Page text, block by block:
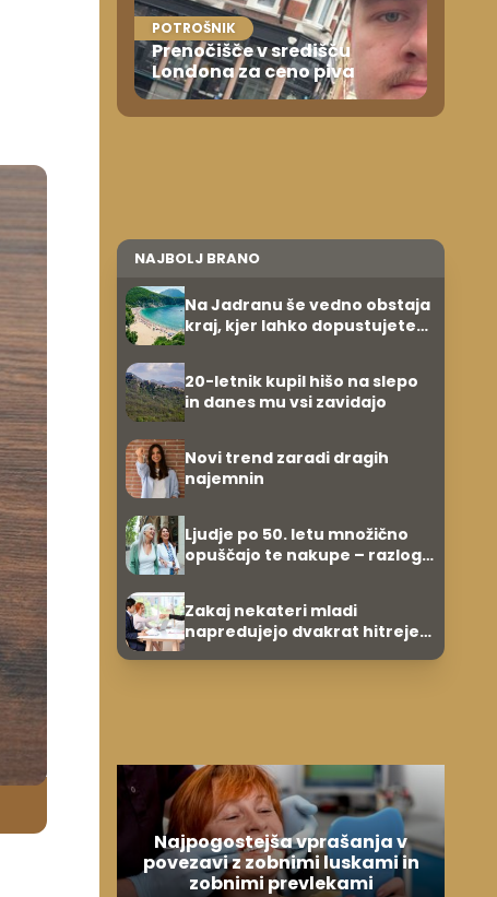
POTROŠNIK
Prenočišče v središču
Londona za ceno piva
NAJBOLJ BRANO
Na Jadranu še vedno obstaja
kraj, kjer lahko dopustujete
20-letnik kupil hišo na slepo
in danes mu vsi zavidajo
Novi trend zaradi dragih
najemnin
Ljudje po 50. letu množično
opuščajo te nakupe – razlog
Zakaj nekateri mladi
napredujejo dvakrat hitreje
Najpogostejša vprašanja v
povezavi z zobnimi luskami in
zobnimi prevlekami